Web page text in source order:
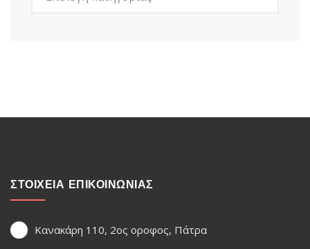
ΣΤΟΙΧΕΙΑ ΕΠΙΚΟΙΝΩΝΙΑΣ
Κανακάρη 110, 2ος οροφος, Πάτρα